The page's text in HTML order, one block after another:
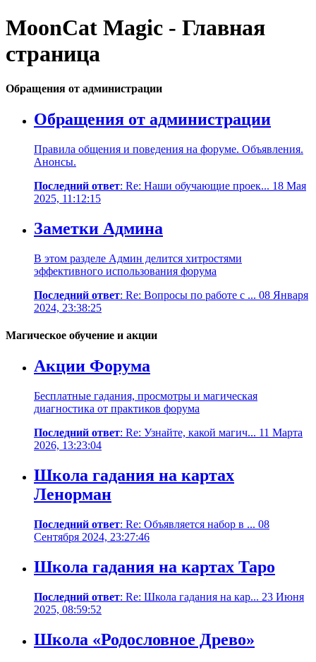
MoonCat Magic - Главная
страница
Обращения от администрации
Обращения от администрации
Правила общения и поведения на форуме. Объявления.
Анонсы.
Последний ответ: Re: Наши обучающие проек... 18 Мая
2025, 11:12:15
Заметки Админа
В этом разделе Админ делится хитростями
эффективного использования форума
Последний ответ: Re: Вопросы по работе с ... 08 Января
2024, 23:38:25
Магическое обучение и акции
Акции Форума
Бесплатные гадания, просмотры и магическая
диагностика от практиков форума
Последний ответ: Re: Узнайте, какой магич... 11 Марта
2026, 13:23:04
Школа гадания на картах
Ленорман
Последний ответ: Re: Объявляется набор в ... 08
Сентября 2024, 23:27:46
Школа гадания на картах Таро
Последний ответ: Re: Школа гадания на кар... 23 Июня
2025, 08:59:52
Школа «Родословное Древо»